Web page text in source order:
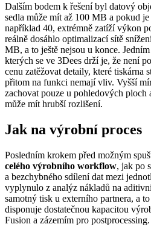
Dalším bodem k řešení byl datový
sedla může mít až 100 MB a pokud
například 40, extrémně zatíží výkon
reálně dosáhlo optimalizací sítě
MB, a to ještě nejsou u konce.
kterých se ve 3Dees drží je, že není
cenu zatěžovat detaily, které tiskárna
přitom na funkci nemají vliv. Vyšší
zachovat pouze u pohledových ploch
může mít hrubší rozlišení.
Jak na výrobní proces
Posledním krokem před možným
celého výrobního workflow, jak po
a bezchybného sdílení dat mezi
vyplynulo z analýz nákladů na
samotný tisk u externího partnera, a
disponuje dostatečnou kapacitou
Fusion a zázemím pro postprocessing.